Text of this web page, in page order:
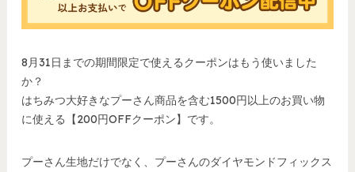
8月31日までの期間限定で使えるクーポンはもう使いました
か？
はちみつ大好きなプーさん商品を含む1500円以上のお買い物
に使える【200円OFFクーポン】です。
プーさん生地だけでなく、プーさんのダイヤモンドフィックス